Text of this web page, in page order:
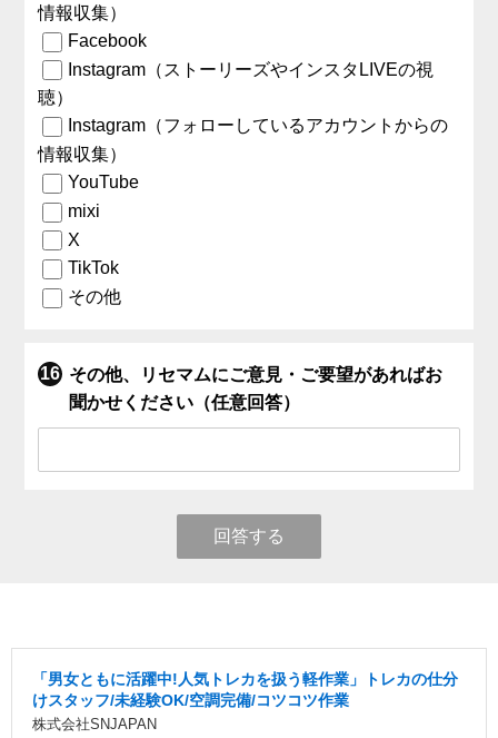
情報収集）
Facebook
Instagram（ストーリーズやインスタLIVEの視
聴）
Instagram（フォローしているアカウントからの
情報収集）
YouTube
mixi
X
TikTok
その他
その他、リセマムにご意見・ご要望があればお
聞かせください（任意回答）
回答する
「男女ともに活躍中!人気トレカを扱う軽作業」トレカの仕分
けスタッフ/未経験OK/空調完備/コツコツ作業
株式会社SNJAPAN